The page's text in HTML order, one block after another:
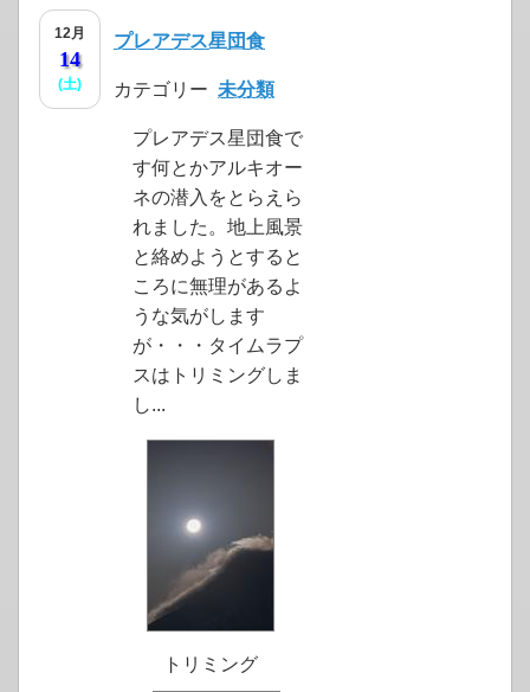
12月
14
(土)
プレアデス星団食
カテゴリー 未分類
プレアデス星団食で
す何とかアルキオー
ネの潜入をとらえら
れました。地上風景
と絡めようとすると
ころに無理があるよ
うな気がします
が・・・タイムラプ
スはトリミングしま
し...
トリミング